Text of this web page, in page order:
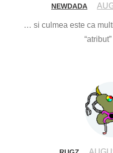
NEWDADA
… si culmea este ca